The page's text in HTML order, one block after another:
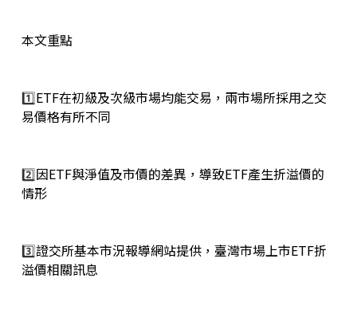
本文重點
1️⃣ETF在初級及次級市場均能交易，兩市場所採用之交
易價格有所不同
2️⃣因ETF與淨值及市價的差異，導致ETF產生折溢價的
情形
3️⃣證交所基本市況報導網站提供，臺灣市場上市ETF折
溢價相關訊息